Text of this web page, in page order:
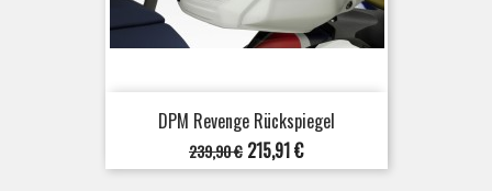
DPM Revenge Rückspiegel
Verkaufspreis
239,90 € Preis
215,91 €